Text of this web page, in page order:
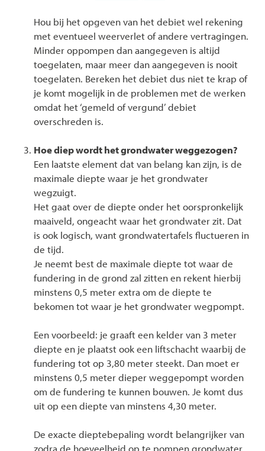
Hou bij het opgeven van het debiet wel rekening
met eventueel weerverlet of andere vertragingen.
Minder oppompen dan aangegeven is altijd
toegelaten, maar meer dan aangegeven is nooit
toegelaten. Bereken het debiet dus niet te krap of
je komt mogelijk in de problemen met de werken
omdat het ‘gemeld of vergund’ debiet
overschreden is.
Hoe diep wordt het grondwater weggezogen?
Een laatste element dat van belang kan zijn, is de
maximale diepte waar je het grondwater
wegzuigt.
Het gaat over de diepte onder het oorspronkelijk
maaiveld, ongeacht waar het grondwater zit. Dat
is ook logisch, want grondwatertafels fluctueren in
de tijd.
Je neemt best de maximale diepte tot waar de
fundering in de grond zal zitten en rekent hierbij
minstens 0,5 meter extra om de diepte te
bekomen tot waar je het grondwater wegpompt.
Een voorbeeld: je graaft een kelder van 3 meter
diepte en je plaatst ook een liftschacht waarbij de
fundering tot op 3,80 meter steekt. Dan moet er
minstens 0,5 meter dieper weggepompt worden
om de fundering te kunnen bouwen. Je komt dus
uit op een diepte van minstens 4,30 meter.
De exacte dieptebepaling wordt belangrijker van
zodra de hoeveelheid op te pompen grondwater